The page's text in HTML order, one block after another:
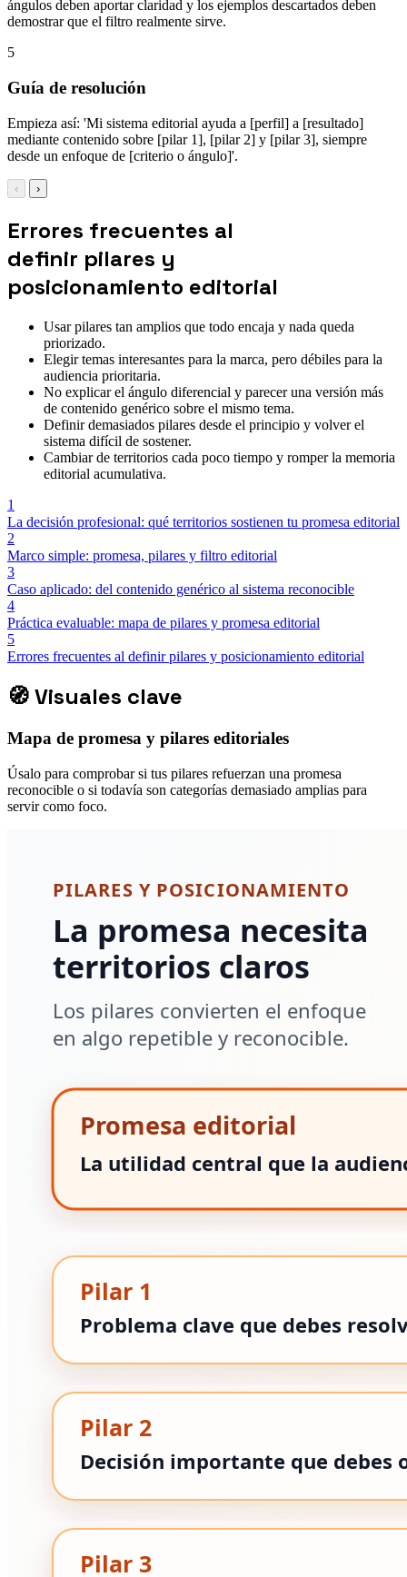
ángulos deben aportar claridad y los ejemplos descartados deben
demostrar que el filtro realmente sirve.
5
Guía de resolución
Empieza así: 'Mi sistema editorial ayuda a [perfil] a [resultado]
mediante contenido sobre [pilar 1], [pilar 2] y [pilar 3], siempre
desde un enfoque de [criterio o ángulo]'.
‹ ›
Errores frecuentes al
definir pilares y
posicionamiento editorial
Usar pilares tan amplios que todo encaja y nada queda
priorizado.
Elegir temas interesantes para la marca, pero débiles para la
audiencia prioritaria.
No explicar el ángulo diferencial y parecer una versión más
de contenido genérico sobre el mismo tema.
Definir demasiados pilares desde el principio y volver el
sistema difícil de sostener.
Cambiar de territorios cada poco tiempo y romper la memoria
editorial acumulativa.
1
La decisión profesional: qué territorios sostienen tu promesa editorial
2
Marco simple: promesa, pilares y filtro editorial
3
Caso aplicado: del contenido genérico al sistema reconocible
4
Práctica evaluable: mapa de pilares y promesa editorial
5
Errores frecuentes al definir pilares y posicionamiento editorial
🧭Visuales clave
Mapa de promesa y pilares editoriales
Úsalo para comprobar si tus pilares refuerzan una promesa
reconocible o si todavía son categorías demasiado amplias para
servir como foco.